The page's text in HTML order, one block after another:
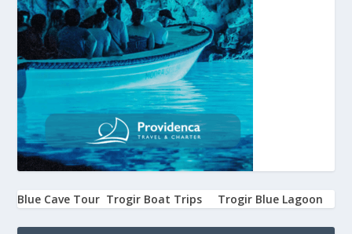
Blue Cave Tour Trogir Boat Trips Trogir Blue Lagoon